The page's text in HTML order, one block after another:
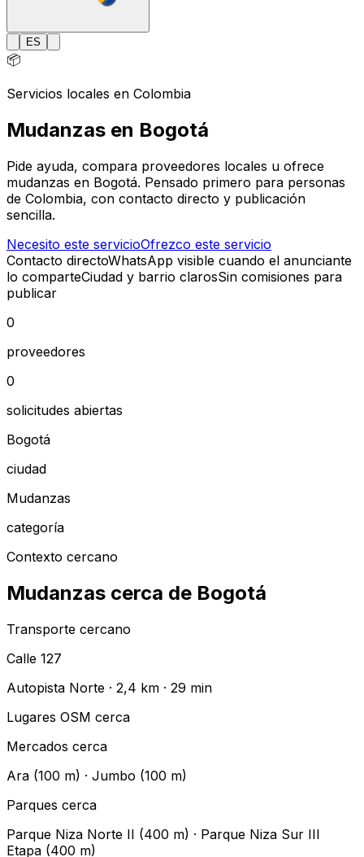
ES
📦
Servicios locales en Colombia
Mudanzas en Bogotá
Pide ayuda, compara proveedores locales u ofrece
mudanzas en Bogotá. Pensado primero para personas
de Colombia, con contacto directo y publicación
sencilla.
Necesito este servicioOfrezco este servicio
Contacto directoWhatsApp visible cuando el anunciante
lo comparteCiudad y barrio clarosSin comisiones para
publicar
0
proveedores
0
solicitudes abiertas
Bogotá
ciudad
Mudanzas
categoría
Contexto cercano
Mudanzas cerca de Bogotá
Transporte cercano
Calle 127
Autopista Norte · 2,4 km · 29 min
Lugares OSM cerca
Mercados cerca
Ara (100 m) · Jumbo (100 m)
Parques cerca
Parque Niza Norte II (400 m) · Parque Niza Sur III
Etapa (400 m)